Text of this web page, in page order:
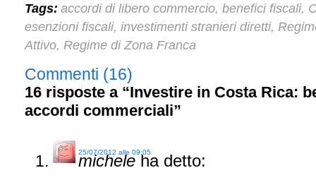
Tags: accordi di libero commercio, benefici fiscali,
esenzioni fiscali, investimenti stranieri diretti,
Attivo, Regime di Zona Franca
Commenti (16)
16 risposte a “Investire in Costa Rica:
accordi commerciali”
michele ha detto:
25/07/2012 alle 09:05